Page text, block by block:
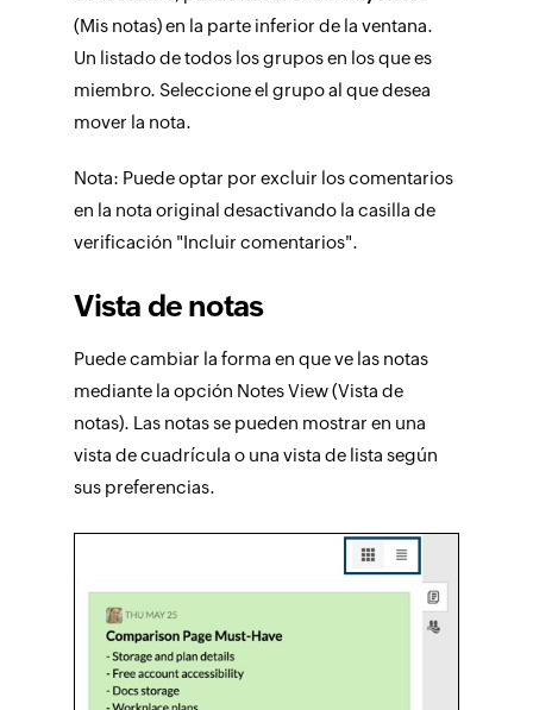
(Mis notas) en la parte inferior de la ventana.
Un listado de todos los grupos en los que es
miembro. Seleccione el grupo al que desea
mover la nota.
Nota: Puede optar por excluir los comentarios
en la nota original desactivando la casilla de
verificación "Incluir comentarios".
Vista de notas
Puede cambiar la forma en que ve las notas
mediante la opción Notes View (Vista de
notas). Las notas se pueden mostrar en una
vista de cuadrícula o una vista de lista según
sus preferencias.